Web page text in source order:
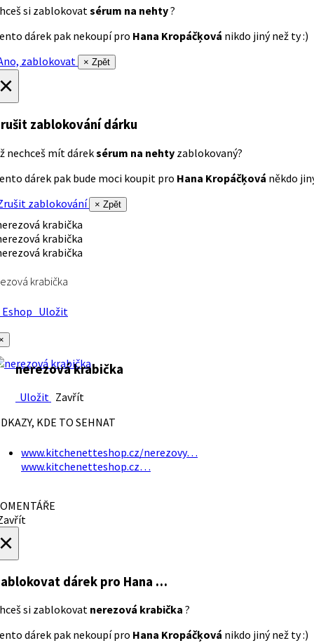
si zablokovatsérum na nehty?
dárek pak nekoupí pro Hana Kropáčķová nikdo jiný než ty :)
zablokovat
× Zpět
zablokování dárku
nechceš mít dáreksérum na nehty zablokovaný?
dárek pak bude moci koupit pro Hana Kropáčķová někdo
zablokování
× Zpět
krabička
Uložit
nerezová krabička
Uložit Zavřít
KDE TO SEHNAT
www.kitchenetteshop.cz/nerezovy…
www.kitchenetteshop.cz…
dárek pro Hana …
si zablokovat nerezová krabička ?
dárek pak nekoupí pro Hana Kropáčķová nikdo jiný než ty :)